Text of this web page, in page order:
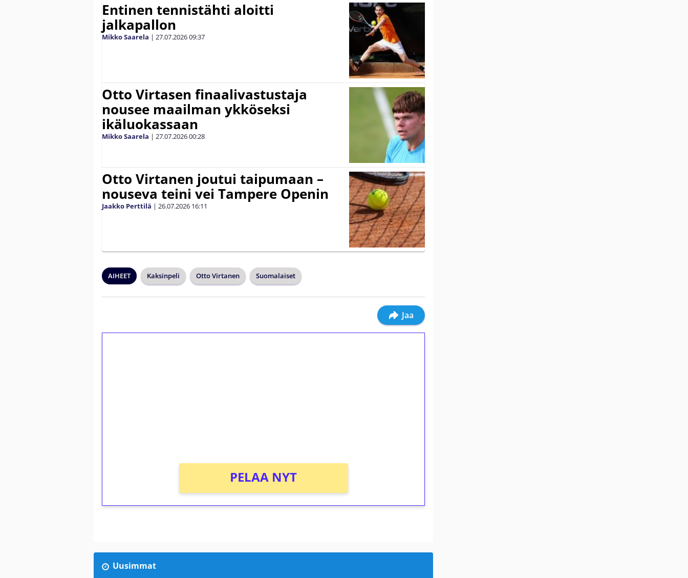
Entinen tennistähti aloitti
jalkapallon
Mikko Saarela | 27.07.202609:37
Otto Virtasen finaalivastustaja
nousee maailman ykköseksi
ikäluokassaan
Mikko Saarela | 27.07.202600:28
Otto Virtanen joutui taipumaan –
nouseva teini vei Tampere Openin
Jaakko Perttilä | 26.07.2026 16:11
AIHEET Kaksinpeli Otto Virtanen Suomalaiset
Jaa
PELAA NYT
Uusimmat